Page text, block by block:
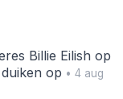
Billie Eilish op
op • 4 aug